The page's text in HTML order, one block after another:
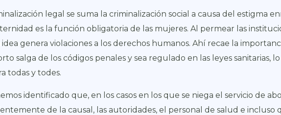
legal se suma la criminalización social a causa del estigma
es la función obligatoria de las mujeres. Al permear las
idea genera violaciones a los derechos humanos. Ahí recae la
salga de los códigos penales y sea regulado en las leyes sanitarias,
todas y todes.
identificado que, en los casos en los que se niega el servicio de
de la causal, las autoridades, el personal de salud e incluso